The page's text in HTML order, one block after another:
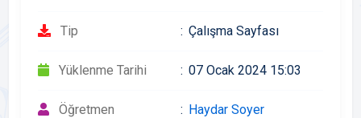
Tip Çalışma Sayfası
Yüklenme Tarihi 07 Ocak 2024 15:03
Öğretmen Haydar Soyer